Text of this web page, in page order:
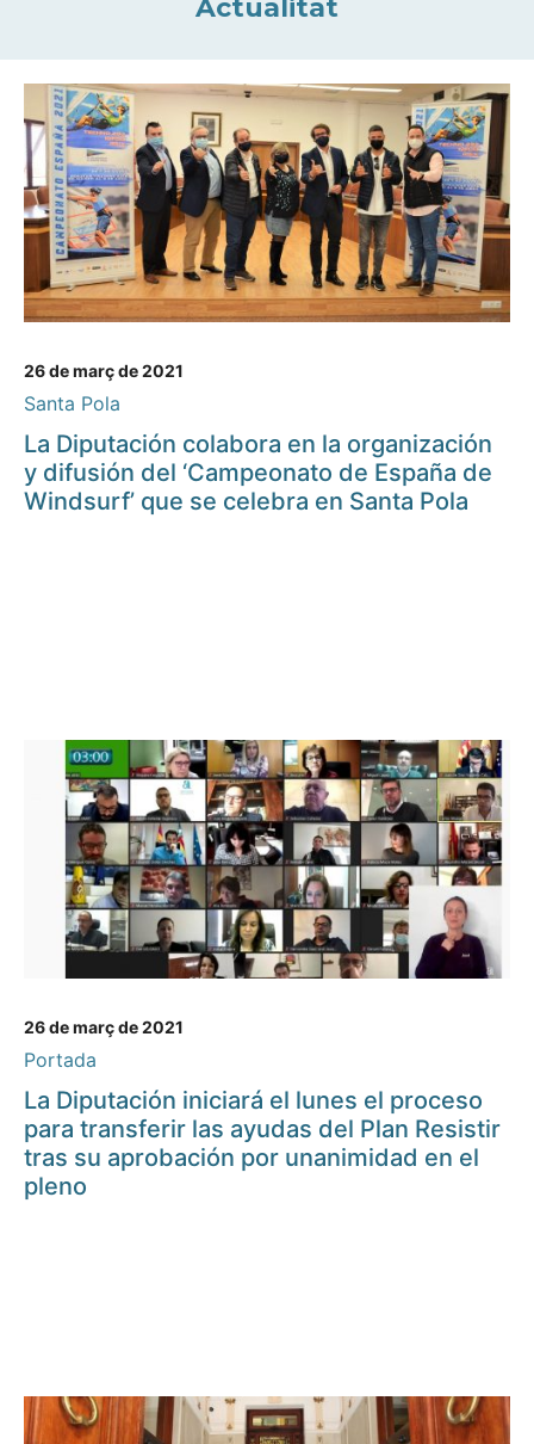
Actualitat
26 de març de 2021
Santa Pola
La Diputación colabora en la organización
y difusión del ‘Campeonato de España de
Windsurf’ que se celebra en Santa Pola
26 de març de 2021
Portada
La Diputación iniciará el lunes el proceso
para transferir las ayudas del Plan Resistir
tras su aprobación por unanimidad en el
pleno